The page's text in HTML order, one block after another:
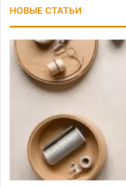
НОВЫЕ СТАТЬИ